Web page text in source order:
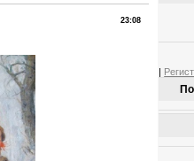
23:08